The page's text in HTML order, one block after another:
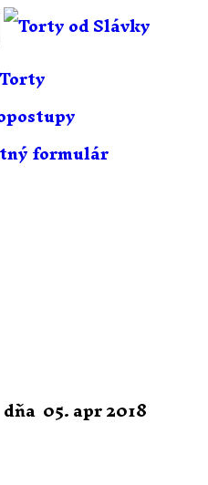
Torty
formulár
dňa 05. apr 2018